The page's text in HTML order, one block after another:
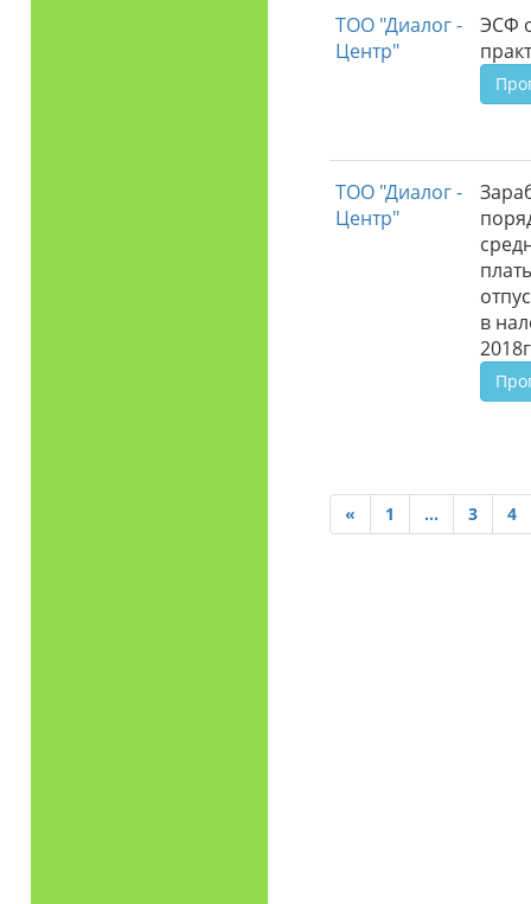
ТОО "Диалог -
Центр"
ЭСФ
ТОО "Диалог -
Центр"
в
« 1 ... 3 4